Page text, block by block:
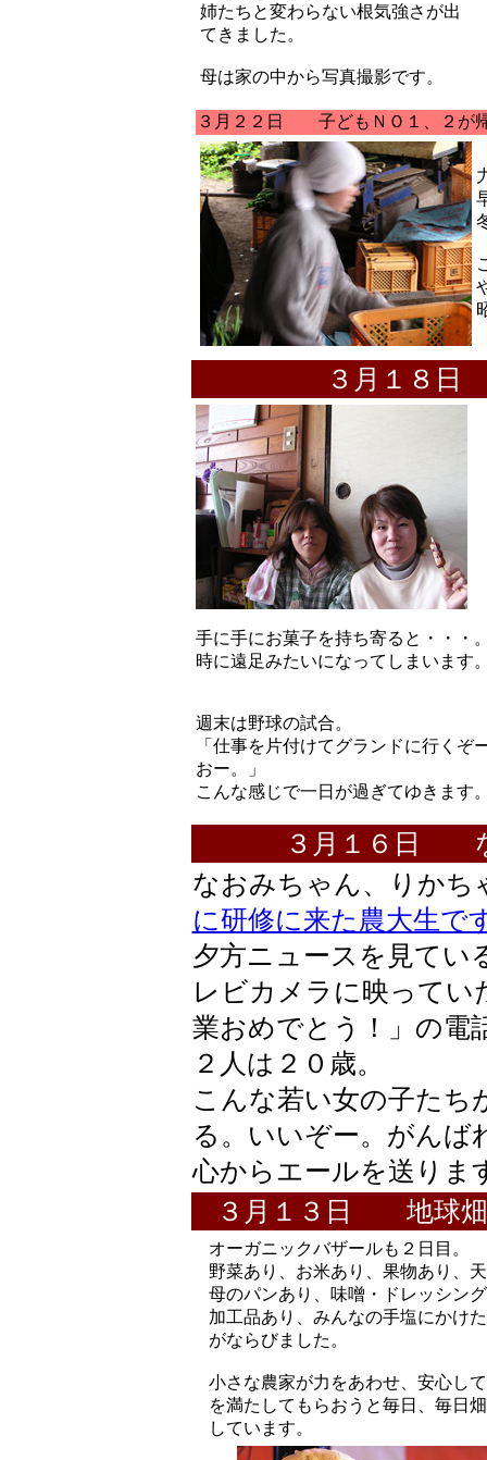
姉たちと変わらない根気強さが出
てきました。
母は家の中から写真撮影です。
３月２２日 子どもＮＯ１、２が
３月１８
手に手にお菓子を持ち寄ると・・・
時に遠足みたいになってしまいます
週末は野球の試合。
「仕事を片付けてグランドに行くぞ
おー。」
こんな感じで一日が過ぎてゆきます
３月１６日
なおみちゃん、りかち
に研修に来た農大生で
夕方ニュースを見てい
レビカメラに映ってい
業おめでとう！」の電
２人は２０歳。
こんな若い女の子たち
る。いいぞー。がんば
心からエールを送りま
３月１３日 地球畑
オーガニックバザールも２日目。
野菜あり、お米あり、果物あり、
母のパンあり、味噌・ドレッシン
加工品あり、みんなの手塩にかけ
がならびました。
小さな農家が力をあわせ、安心し
を満たしてもらおうと毎日、毎日
しています。